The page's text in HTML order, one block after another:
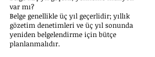
var mı?
Belge genellikle üç yıl geçerlidir; yıllık
gözetim denetimleri ve üç yıl sonunda
yeniden belgelendirme için bütçe
planlanmalıdır.